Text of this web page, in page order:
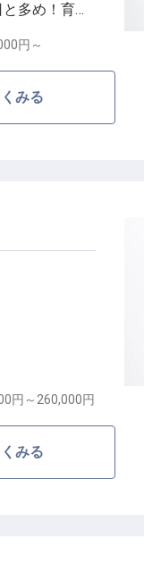
多め！育児
化したとき
円～
みる
提供しませ
円～ 260,000円
みる